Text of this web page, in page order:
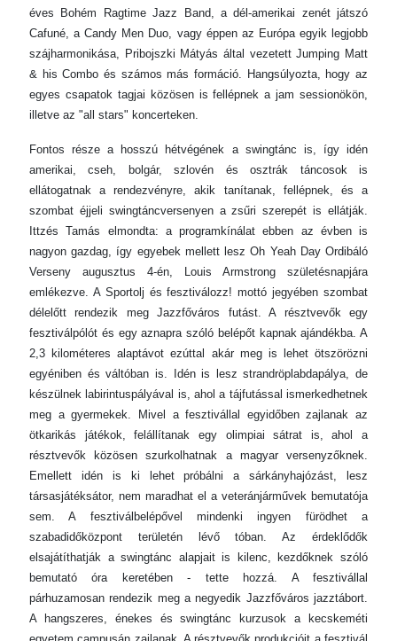
éves Bohém Ragtime Jazz Band, a dél-amerikai zenét játszó
Cafuné, a Candy Men Duo, vagy éppen az Európa egyik legjobb
szájharmonikása, Pribojszki Mátyás által vezetett Jumping Matt
& his Combo és számos más formáció. Hangsúlyozta, hogy az
egyes csapatok tagjai közösen is fellépnek a jam sessionökön,
illetve az "all stars" koncerteken.
Fontos része a hosszú hétvégének a swingtánc is, így idén
amerikai, cseh, bolgár, szlovén és osztrák táncosok is
ellátogatnak a rendezvényre, akik tanítanak, fellépnek, és a
szombat éjjeli swingtáncversenyen a zsűri szerepét is ellátják.
Ittzés Tamás elmondta: a programkínálat ebben az évben is
nagyon gazdag, így egyebek mellett lesz Oh Yeah Day Ordibáló
Verseny augusztus 4-én, Louis Armstrong születésnapjára
emlékezve. A Sportolj és fesztiválozz! mottó jegyében szombat
délelőtt rendezik meg Jazzfőváros futást. A résztvevők egy
fesztiválpólót és egy aznapra szóló belépőt kapnak ajándékba. A
2,3 kilométeres alaptávot ezúttal akár meg is lehet ötszörözni
egyéniben és váltóban is. Idén is lesz strandröplabdapálya, de
készülnek labirintuspályával is, ahol a tájfutással ismerkedhetnek
meg a gyermekek. Mivel a fesztivállal egyidőben zajlanak az
ötkarikás játékok, felállítanak egy olimpiai sátrat is, ahol a
résztvevők közösen szurkolhatnak a magyar versenyzőknek.
Emellett idén is ki lehet próbálni a sárkányhajózást, lesz
társasjátéksátor, nem maradhat el a veteránjárművek bemutatója
sem. A fesztiválbelépővel mindenki ingyen fürödhet a
szabadidőközpont területén lévő tóban. Az érdeklődők
elsajátíthatják a swingtánc alapjait is kilenc, kezdőknek szóló
bemutató óra keretében - tette hozzá. A fesztivállal
párhuzamosan rendezik meg a negyedik Jazzfőváros jazztábort.
A hangszeres, énekes és swingtánc kurzusok a kecskeméti